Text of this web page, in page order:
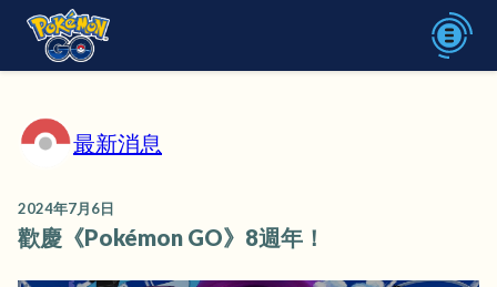
最新消息
2024年7月6日
歡慶《Pokémon GO》8週年！